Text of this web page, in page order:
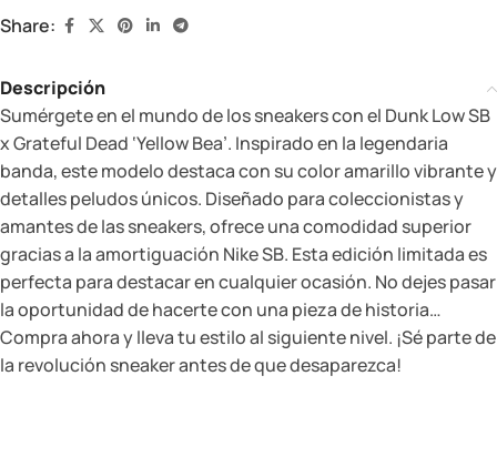
Share:
Descripción
Sumérgete en el mundo de los sneakers con el Dunk Low SB
x Grateful Dead ‘Yellow Bea’. Inspirado en la legendaria
banda, este modelo destaca con su color amarillo vibrante y
detalles peludos únicos. Diseñado para coleccionistas y
amantes de las sneakers, ofrece una comodidad superior
gracias a la amortiguación Nike SB. Esta edición limitada es
perfecta para destacar en cualquier ocasión. No dejes pasar
la oportunidad de hacerte con una pieza de historia…
Compra ahora y lleva tu estilo al siguiente nivel. ¡Sé parte de
la revolución sneaker antes de que desaparezca!